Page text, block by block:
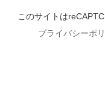
このサイトは
プライバシーポ